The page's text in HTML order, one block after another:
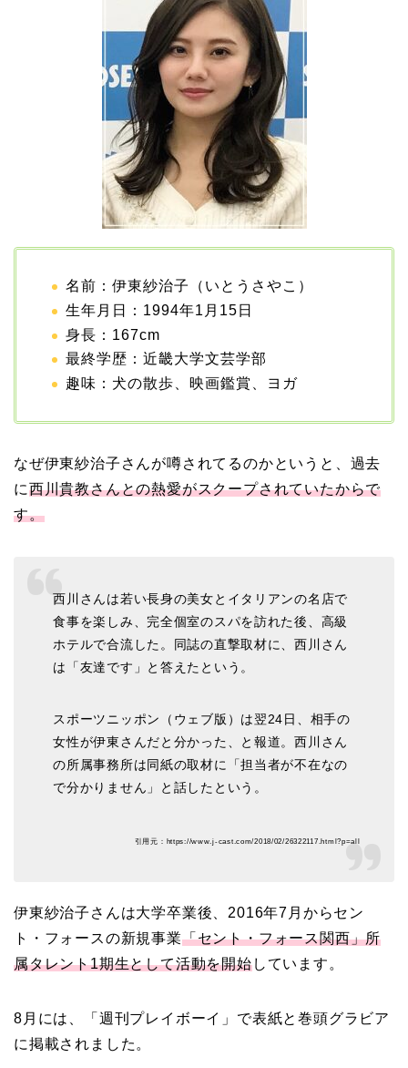
関西出身の癒し系美人！
元タレントで交際期間約
10年！
岩堀せりと夫のGLAY・T
AKUROの結婚馴れ初め
はスポーツジム！キュー
ピットは佐田真由美
名前：伊東紗治子（いとうさやこ）
生年月日：1994年1月15日
身長：167cm
最終学歴：近畿大学文芸学部
趣味：犬の散歩、映画鑑賞、ヨガ
なぜ伊東紗治子さんが噂されてるのかというと、過去
に西川貴教さんとの熱愛がスクープされていたからで
す。
西川さんは若い長身の美女とイタリアンの名店で
食事を楽しみ、完全個室のスパを訪れた後、高級
ホテルで合流した。同誌の直撃取材に、西川さん
は「友達です」と答えたという。
スポーツニッポン（ウェブ版）は翌24日、相手の
女性が伊東さんだと分かった、と報道。西川さん
の所属事務所は同紙の取材に「担当者が不在なの
で分かりません」と話したという。
引用元：https://www.j-cast.com/2018/02/26322117.html?p=all
伊東紗治子さんは大学卒業後、2016年7月からセン
ト・フォースの新規事業「セント・フォース関西」所
属タレント1期生として活動を開始しています。
8月には、「週刊プレイボーイ」で表紙と巻頭グラビア
に掲載されました。